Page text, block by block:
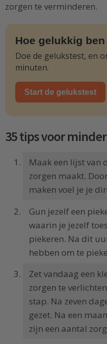
zorgen te verminderen.
Hoe gelukkig
Doe de gelukstest, en
minuten.
Start de gelukstest
35 tips voor
Maak een lijst van
zorgen maakt.
maken voel je je
Gun jezelf een
waarin je jezelf
piekeren. Na dit
hebben om te
Zet vandaag een
zorgen te
stap. Na zeven
gezet. Na een
zijn een aantal